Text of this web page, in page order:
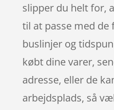
slipper du helt for,
til at passe med de
buslinjer og
købt dine varer,
adresse, eller de
arbejdsplads, så